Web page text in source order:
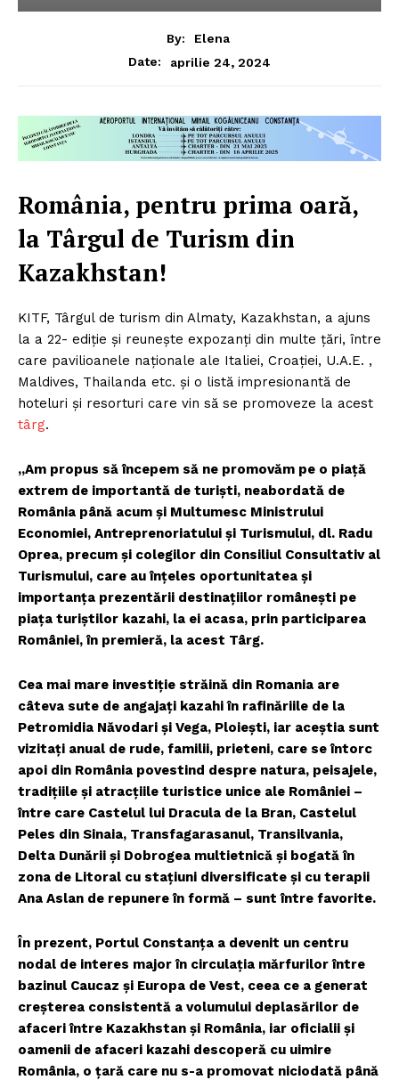
By:
Elena
Date:
aprilie 24, 2024
România, pentru prima oară,
la Târgul de Turism din
Kazakhstan!
KITF, Târgul de turism din Almaty, Kazakhstan, a ajuns
la a 22- ediție și reunește expozanți din multe țări, între
care pavilioanele naționale ale Italiei, Croației, U.A.E. ,
Maldives, Thailanda etc. și o listă impresionantă de
hoteluri și resorturi care vin să se promoveze la acest
târg.
„Am propus să începem să ne promovăm pe o piață
extrem de importantă de turiști, neabordată de
România până acum și Multumesc Ministrului
Economiei, Antreprenoriatului și Turismului, dl. Radu
Oprea, precum și colegilor din Consiliul Consultativ al
Turismului, care au înțeles oportunitatea și
importanța prezentării destinațiilor românești pe
piața turiștilor kazahi, la ei acasa, prin participarea
României, în premieră, la acest Târg.
Cea mai mare investiție străină din Romania are
câteva sute de angajați kazahi în rafinăriile de la
Petromidia Năvodari și Vega, Ploiești, iar aceștia sunt
vizitați anual de rude, familii, prieteni, care se întorc
apoi din România povestind despre natura, peisajele,
tradițiile și atracțiile turistice unice ale României –
între care Castelul lui Dracula de la Bran, Castelul
Peles din Sinaia, Transfagarasanul, Transilvania,
Delta Dunării și Dobrogea multietnică și bogată în
zona de Litoral cu stațiuni diversificate și cu terapii
Ana Aslan de repunere în formă – sunt între favorite.
În prezent, Portul Constanța a devenit un centru
nodal de interes major în circulația mărfurilor între
bazinul Caucaz și Europa de Vest, ceea ce a generat
creșterea consistentă a volumului deplasărilor de
afaceri între Kazakhstan și România, iar oficialii și
oamenii de afaceri kazahi descoperă cu uimire
România, o țară care nu s-a promovat niciodată până